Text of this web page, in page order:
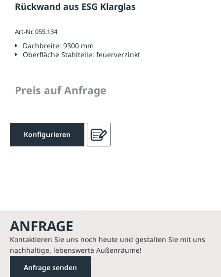
Rückwand aus ESG Klarglas
Art-Nr. 055.134
Dachbreite: 9300 mm
Oberfläche Stahlteile: feuerverzinkt
Preis auf Anfrage
Konfigurieren
ANFRAGE
Kontaktieren Sie uns noch heute und gestalten Sie mit uns
nachhaltige, lebenswerte Außenräume!
Anfrage senden